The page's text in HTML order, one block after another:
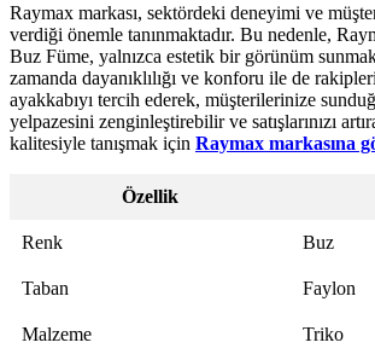
Raymax markası, sektördeki deneyimi ve
verdiği önemle tanınmaktadır. Bu nedenle,
Buz Füme, yalnızca estetik bir görünüm
zamanda dayanıklılığı ve konforu ile de
ayakkabıyı tercih ederek, müşterilerinize
yelpazesini zenginleştirebilir ve satışlarınızı
kalitesiyle tanışmak için Raymax markasına
Özellik
Renk Buz
Taban Faylon
Malzeme Triko